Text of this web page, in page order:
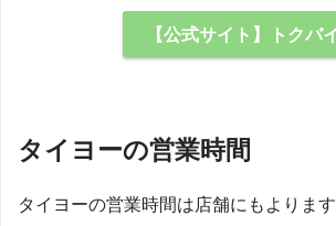
【公式サイト】トクバ
タイヨーの営業時間
タイヨーの営業時間は店舗にもよりま